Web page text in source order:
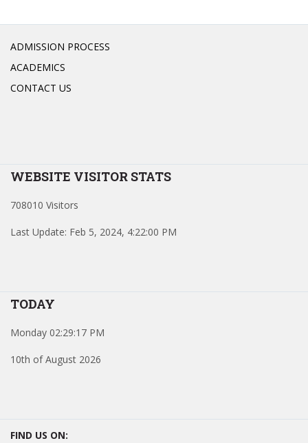
ADMISSION PROCESS
ACADEMICS
CONTACT US
WEBSITE VISITOR STATS
708010 Visitors
Last Update: Feb 5, 2024, 4:22:00 PM
TODAY
Monday 02:29:17 PM
10th of August 2026
FIND US ON: